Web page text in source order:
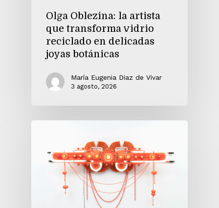
Olga Oblezina: la artista
que transforma vidrio
reciclado en delicadas
joyas botánicas
María Eugenia Diaz de Vivar
3 agosto, 2026